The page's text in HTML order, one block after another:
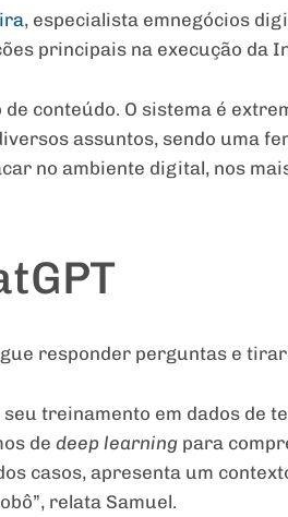
, especialista emnegócios
principais na execução da
conteúdo. O sistema é
assuntos, sendo uma
no ambiente digital, nos
responder perguntas e
seu treinamento em dados de
de deep learning para
casos, apresenta um
relata Samuel.